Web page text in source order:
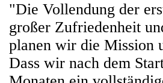
"Die Vollendung der
großer Zufriedenheit
planen wir die Mission
Dass wir nach dem